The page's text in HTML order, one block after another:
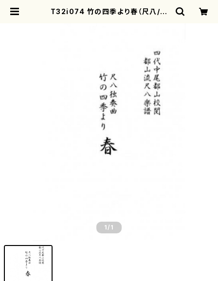
T32i074 竹の四季より春（尺八/初
1 /1